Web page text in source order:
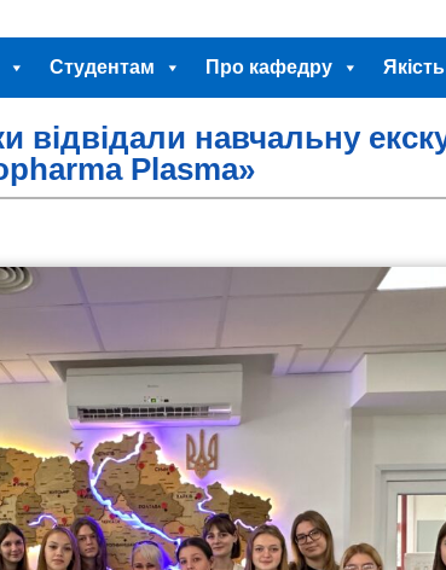
Студентам Про кафедру
відвідали навчальну
Plasma»